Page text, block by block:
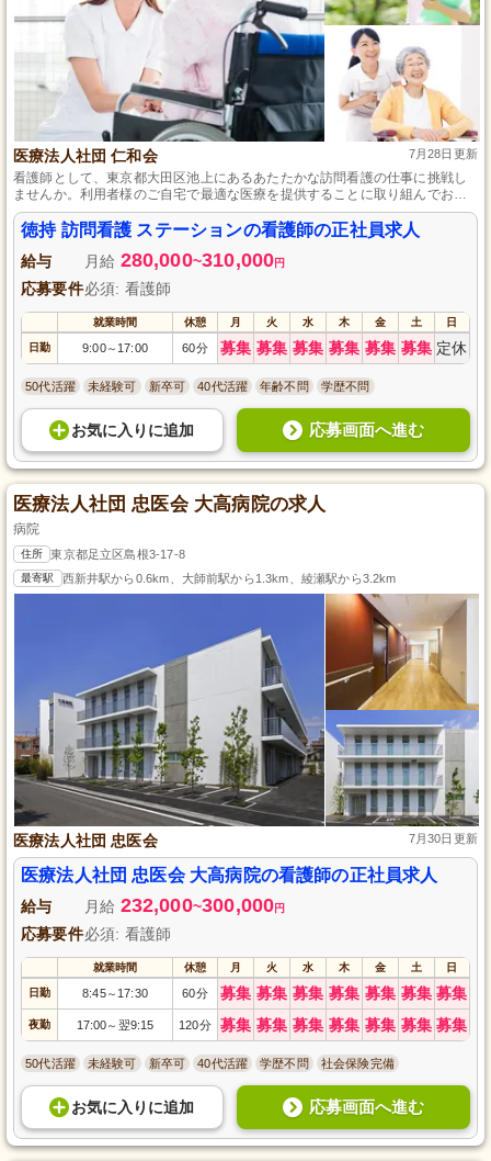
医療法人社団 仁和会 7月28日更新
看護師として、東京都大田区池上にあるあたたかな訪問看護の仕事に挑戦し
ませんか。利用者様のご自宅で最適な医療を提供することに取り組んでお
り、経験豊富な50代の方々も活躍中です。未経験の方でも、丁寧な指導でス
キルアップが可能なので安心して始めることができます。スタッフ同士のコ
ミュニケーションを重視した、働きやすい環境がここにはあります。
徳持 訪問看護 ステーションの看護師の正社員求人
給与 月給 280,000~310,000円
応募要件必須: 看護師
就業時間 休憩 月 火 水 木 金 土 日
日勤 9:00～ 17:00 60分 募集 募集 募集 募集 募集 募集 定休
50代活躍 未経験可 新卒可 40代活躍 年齢不問 学歴不問
お気に入り に追加 応募画面へ進む
医療法人社団 忠医会 大高病院の求人
病院
住所 東京都足立区島根3-17-8
最寄駅 西新井駅から0.6km、大師前駅から1.3km、綾瀬駅から3.2km
医療法人社団 忠医会 7月30日更新
医療法人社団 忠医会 大高病院の看護師の正社員求人
給与 月給 232,000~300,000円
応募要件必須: 看護師
就業時間 休憩 月 火 水 木 金 土 日
日勤 8:45～ 17:30 60分 募集 募集 募集 募集 募集 募集 募集
夜勤 17:00～ 翌9:15 120分 募集 募集 募集 募集 募集 募集 募集
50代活躍 未経験可 新卒可 40代活躍 学歴不問 社会保険完備
お気に入り に追加 応募画面へ進む